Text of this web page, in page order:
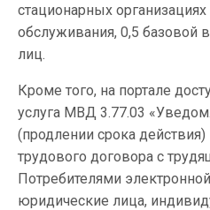
стационарных
обслуживания, 0,5 базовой
лиц.
Кроме того, на портале
услуга МВД 3.77.03
(продлении срока
трудового договора с
Потребителями
юридические лица,